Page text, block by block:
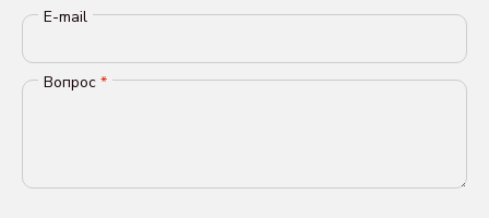
E-mail
Вопрос *